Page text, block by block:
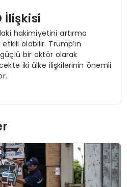
İlişkisi
hakimiyetini artırma
olabilir. Trump’ın
bir aktör olarak
iki ülke ilişkilerinin önemli